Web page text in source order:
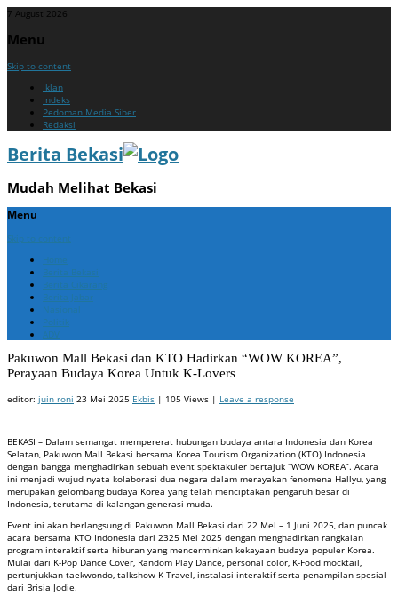
7 August 2026
Menu
Skip to content
Iklan
Indeks
Pedoman Media Siber
Redaksi
Berita Bekasi
Mudah Melihat Bekasi
Menu
Skip to content
Home
Berita Bekasi
Berita Cikarang
Berita Jabar
Nasional
Politik
ADV
Pakuwon Mall Bekasi dan KTO Hadirkan “WOW KOREA”,
Perayaan Budaya Korea Untuk K-Lovers
editor: juin roni 23 Mei 2025 Ekbis | 105 Views | Leave a response
BEKASI – Dalam semangat mempererat hubungan budaya antara Indonesia dan Korea
Selatan, Pakuwon Mall Bekasi bersama Korea Tourism Organization (KTO) Indonesia
dengan bangga menghadirkan sebuah event spektakuler bertajuk “WOW KOREA”. Acara
ini menjadi wujud nyata kolaborasi dua negara dalam merayakan fenomena Hallyu, yang
merupakan gelombang budaya Korea yang telah menciptakan pengaruh besar di
Indonesia, terutama di kalangan generasi muda.
Event ini akan berlangsung di Pakuwon Mall Bekasi dari 22 Mel – 1 Juni 2025, dan puncak
acara bersama KTO Indonesia dari 2325 Mei 2025 dengan menghadirkan rangkaian
program interaktif serta hiburan yang mencerminkan kekayaan budaya populer Korea.
Mulai dari K-Pop Dance Cover, Random Play Dance, personal color, K-Food mocktail,
pertunjukkan taekwondo, talkshow K-Travel, instalasi interaktif serta penampilan spesial
dari Brisia Jodie.